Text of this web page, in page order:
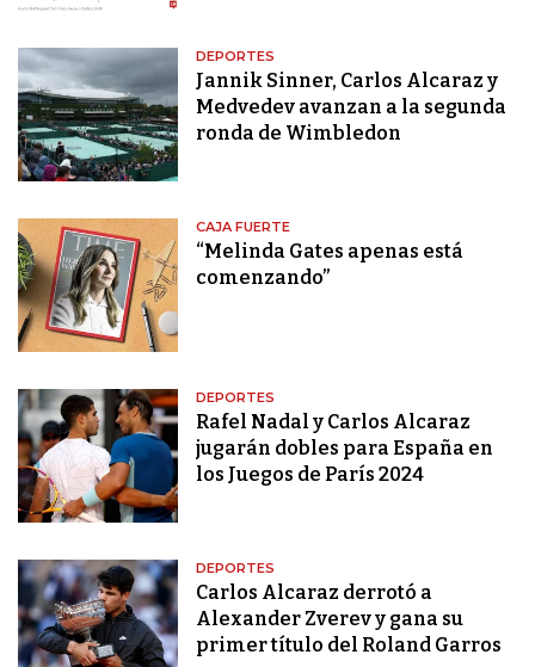
DEPORTES
Jannik Sinner, Carlos Alcaraz y
Medvedev avanzan a la segunda
ronda de Wimbledon
CAJA FUERTE
“Melinda Gates apenas está
comenzando”
DEPORTES
Rafel Nadal y Carlos Alcaraz
jugarán dobles para España en
los Juegos de París 2024
DEPORTES
Carlos Alcaraz derrotó a
Alexander Zverev y gana su
primer título del Roland Garros